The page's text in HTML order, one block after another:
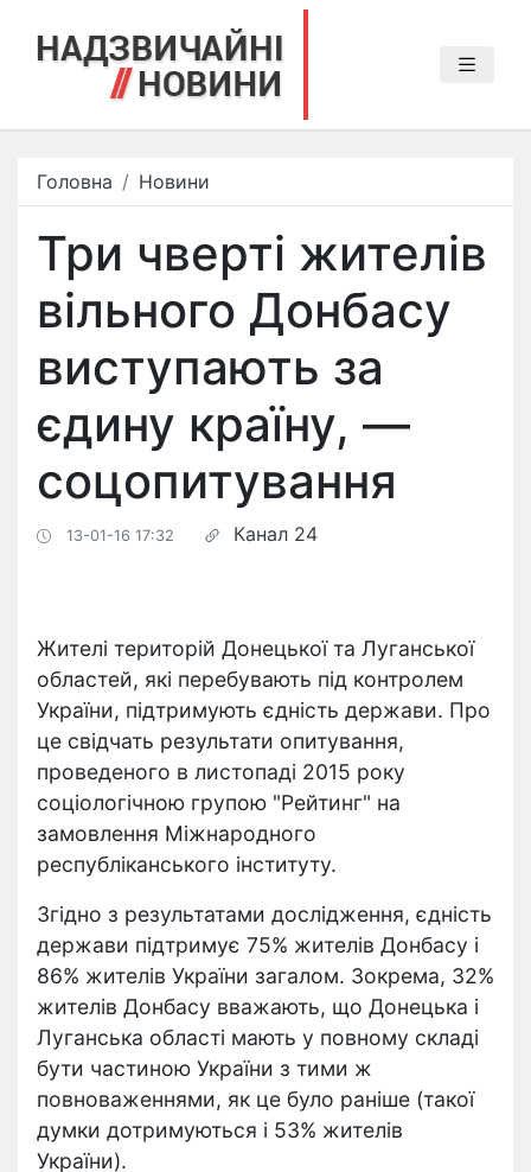
Головна Новини
Три чверті жителів
вільного Донбасу
виступають за
єдину країну, —
соцопитування
13-01-16 17:32 Канал 24
Жителі територій Донецької та Луганської
областей, які перебувають під контролем
України, підтримують єдність держави. Про
це свідчать результати опитування,
проведеного в листопаді 2015 року
соціологічною групою "Рейтинг" на
замовлення Міжнародного
республіканського інституту.
Згідно з результатами дослідження, єдність
держави підтримує 75% жителів Донбасу і
86% жителів України загалом. Зокрема, 32%
жителів Донбасу вважають, що Донецька і
Луганська області мають у повному складі
бути частиною України з тими ж
повноваженнями, як це було раніше (такої
думки дотримуються і 53% жителів
України).